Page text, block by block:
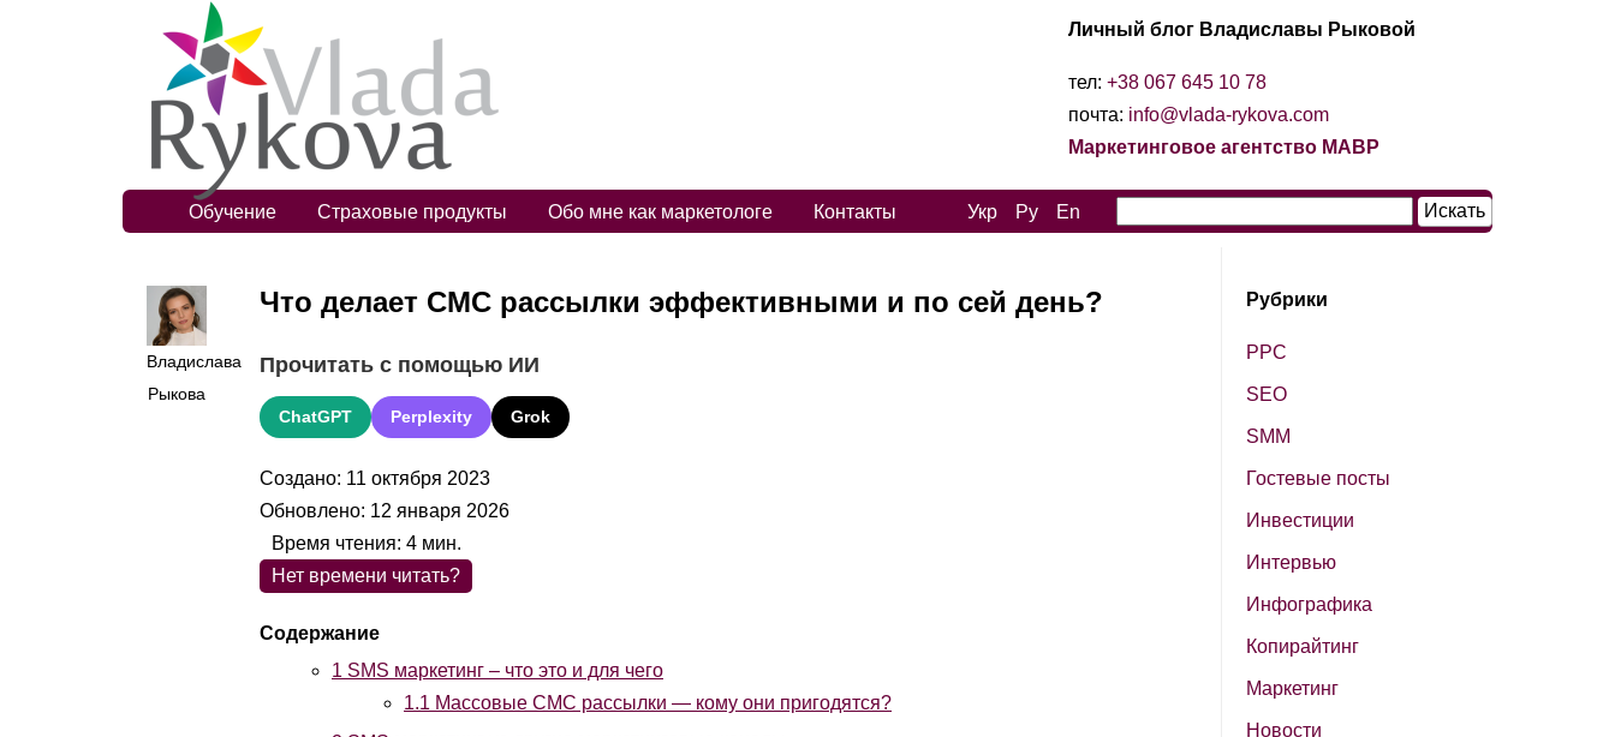
Личный блог Владиславы Рыковой
тел: +38 067 645 10 78
почта: info@vlada-rykova.com
Маркетинговое агентство МАВР
Обучение Страховые продукты Обо мне как маркетологе Контакты Укр Ру En
Владислава
Рыкова
Что делает СМС рассылки эффективными и по сей день?
Прочитать с помощью ИИ
ChatGPT Perplexity Grok
Создано: 11 октября 2023
Обновлено: 12 января 2026
Нет времени читать?
1 SMS маркетинг – что это и для чего
1.1 Массовые СМС рассылки — кому они пригодятся?
Время чтения: 4 мин.
Рубрики
PPC
SЕО
SМM
Гостевые посты
Инвестиции
Интервью
Инфографика
Копирайтинг
Маркетинг
Новости